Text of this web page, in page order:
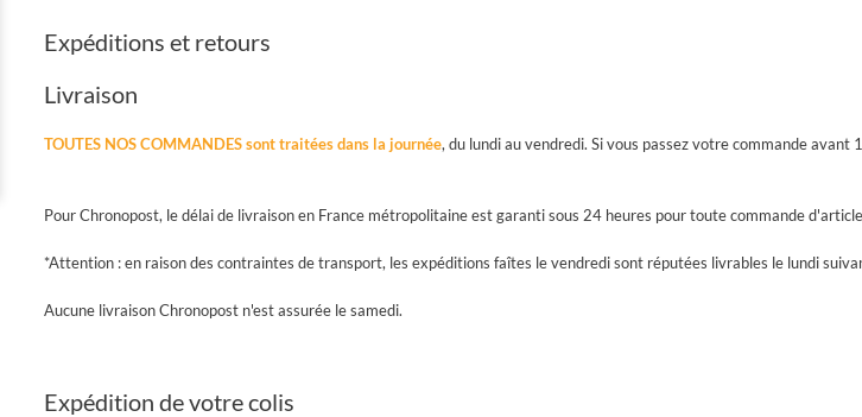
Expéditions et retours
Livraison
TOUTES NOS COMMANDES sont traitées dans la journée, du lundi au vendredi. Si vous passez votre commande
Pour Chronopost, le délai de livraison en France métropolitaine est garanti sous 24 heures pour toute commande
*Attention : en raison des contraintes de transport, les expéditions faîtes le vendredi sont réputées livrables le lundi
Aucune livraison Chronopost n'est assurée le samedi.
Expédition de votre colis